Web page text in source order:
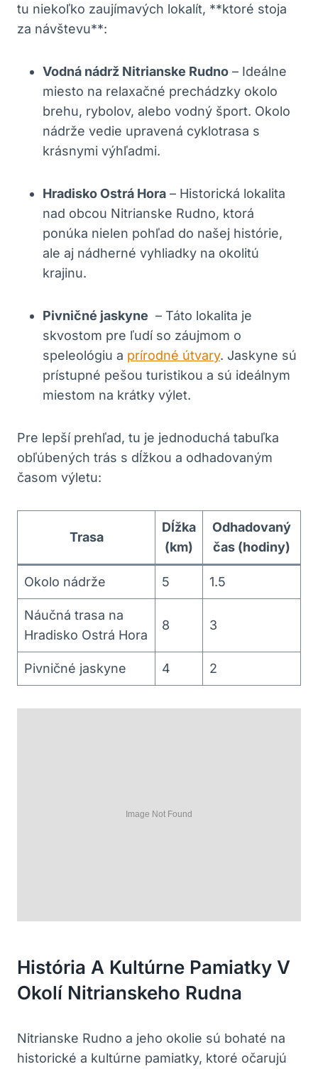
tu ⁢niekoľko​ zaujímavých lokalít,⁢ **ktoré stoja
za návštevu**:
Vodná nádrž Nitrianske Rudno – Ideálne
miesto‍ na relaxačné prechádzky⁢ okolo
brehu, rybolov, ⁣alebo vodný šport. Okolo
⁤nádrže vedie upravená ‌cyklotrasa⁢ s
krásnymi ⁢výhľadmi.
Hradisko Ostrá Hora – Historická ⁤lokalita
nad obcou‌ Nitrianske Rudno, ktorá
ponúka⁢ nielen pohľad do našej⁣ histórie,
ale aj nádherné vyhliadky na‌ okolitú
⁤krajinu.
Pivničné jaskyne ⁤ – Táto lokalita je
skvostom pre ľudí so záujmom ⁣o
speleológiu a prírodné útvary. Jaskyne sú
prístupné pešou turistikou a sú‌ ideálnym ​
miestom na krátky výlet.
Pre lepší prehľad, tu je jednoduchá tabuľka
obľúbených trás s dĺžkou⁣ a odhadovaným‍
časom výletu:
Trasa
Dĺžka
⁣(km)
Odhadovaný
čas ​(hodiny)
Okolo ⁤nádrže 5 1.5
Náučná trasa na
Hradisko Ostrá⁣ Hora
8 3
Pivničné jaskyne 4 2
História A Kultúrne Pamiatky ⁢v
Okolí Nitrianskeho ⁣Rudna
Nitrianske Rudno a jeho ‍okolie ⁣sú bohaté na
historické a ⁢kultúrne pamiatky, ktoré očarujú